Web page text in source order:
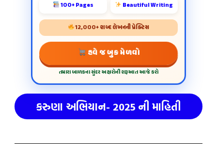
100+ Pages Beautiful Writing
12,000+ શબ્દ લેખનની પ્રેક્ટિસ
હવે જ બુક મેળવો
તમારા બાળકના સુંદર અક્ષરોની શરૂઆત આજે કરો
કરુણા અભિયાન- 2025 ની માહિતી